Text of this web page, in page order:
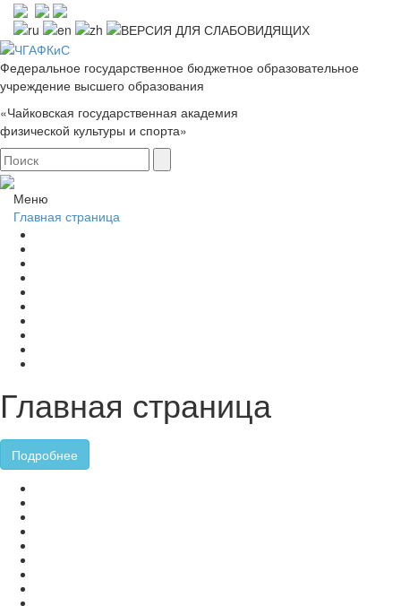
Федеральное государственное бюджетное образовательное
учреждение высшего образования
«Чайковская государственная академия
физической культуры и спорта»
Меню
Главная страница
Главная страница
Подробнее